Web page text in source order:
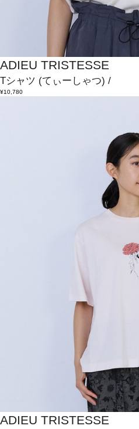
ADIEU TRISTESSE
Tシャツ (てぃーしゃつ) /
¥10,780
ADIEU TRISTESSE